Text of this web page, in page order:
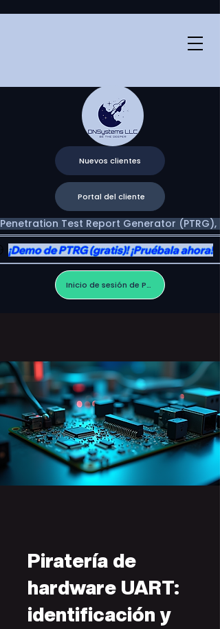
Nuevos clientes
Portal del cliente
¡Demo de PTRG (gratis)! ¡Pruébala ahora!
Penetration Test Report Generator
Inicio de sesión de PTRG
Piratería de
hardware UART:
identificación y